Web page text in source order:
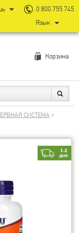
Корзина
СИСТЕМА>
1-2
дня
0 800 755 745
Язык